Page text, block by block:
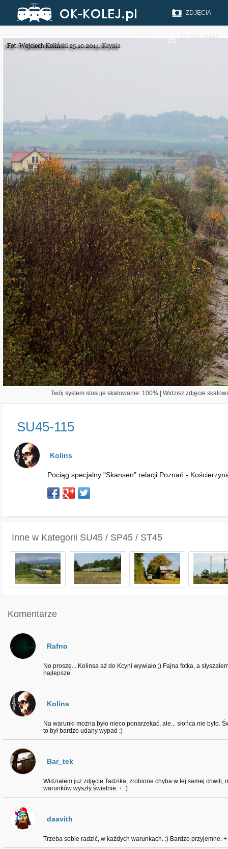
ZDJĘCIA
REGULAMIN
Twój system stosuje skalowanie: 100% | Widzisz zdjęcie
SU45-115
Kolins
Pociąg specjalny "Skansen" relacji Poznań -
Inne w Kategorii SU45 / SP45 / ST45
Komentarze
Rafno
No proszę... Kolinsa aż do Kcyni wywiało ;) Fajna fotka, a
najlepsze.
Kolins
Na warunki można było nieco ponarzekać, ale... słońca nie było.
to był bardzo udany wypad :)
Bar_tek
Widziałem już zdjęcie Tadzika, zrobione chyba w tej samej chwili,
warunków wyszły świetnie. + :)
daavith
Trzeba sobie radzić, w każdych warunkach. :) Bardzo przyjemne. +